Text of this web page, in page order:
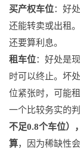
买产权车位：好
还能转卖或出租
还要算利息。
租车位：好处是
时可以终止。坏
位紧张时，可能租
一个比较务实的
不足0.8个车位）
算，因为稀缺性